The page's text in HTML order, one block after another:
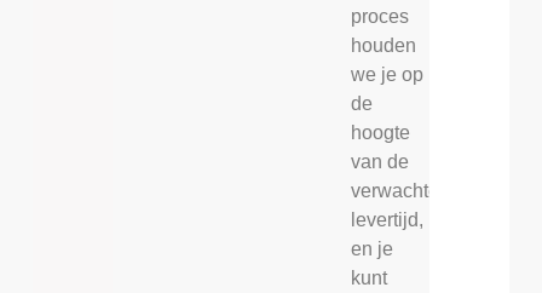
proces
houden
we je op
de
hoogte
van de
verwachte
levertijd,
en je
kunt